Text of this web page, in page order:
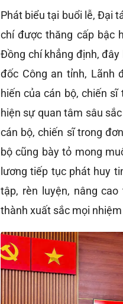
Phát biểu tại buổi lễ, Đại
chí được thăng cấp bậc
Đồng chí khẳng định,
đốc Công an tỉnh, Lãnh
hiến của cán bộ, chiến
hiện sự quan tâm sâu
cán bộ, chiến sĩ trong
bộ cũng bày tỏ mong
lương tiếp tục phát huy
tập, rèn luyện, nâng
thành xuất sắc mọi